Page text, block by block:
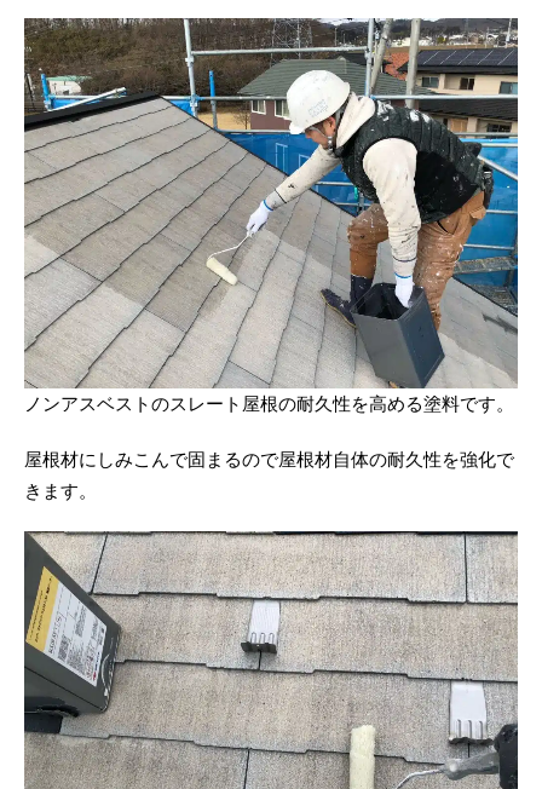
ノンアスベストのスレート屋根の耐久性を高める塗料です。
屋根材にしみこんで固まるので屋根材自体の耐久性を強化で
きます。